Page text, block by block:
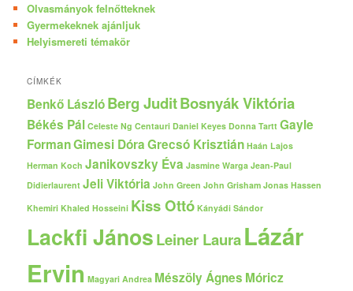
Olvasmányok felnőtteknek
Gyermekeknek ajánljuk
Helyismereti témakör
CÍMKÉK
Benkő LászlóBerg JuditBosnyák Viktória
Békés Pál Celeste Ng Centauri Daniel Keyes Donna Tartt Gayle
FormanGimesi DóraGrecsó Krisztián Haán Lajos
Herman Koch Janikovszky Éva Jasmine Warga Jean-Paul
Didierlaurent Jeli Viktória John Green John Grisham Jonas Hassen
Khemiri Khaled Hosseini Kiss Ottó Kányádi Sándor
Lackfi JánosLeiner LauraLázár
Ervin Magyari Andrea Mészöly Ágnes Móricz